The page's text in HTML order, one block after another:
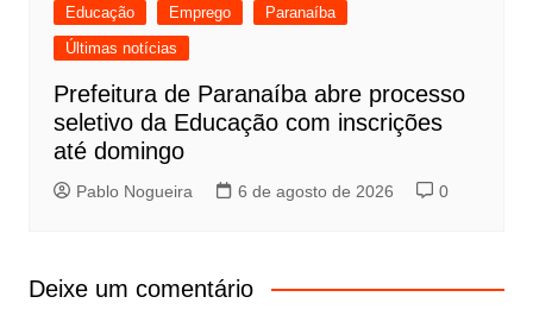
Educação Emprego
Paranaíba
Últimas notícias
Prefeitura de Paranaíba abre processo
seletivo da Educação com inscrições
até domingo
Pablo Nogueira 6 de agosto de 2026 0
Deixe um comentário